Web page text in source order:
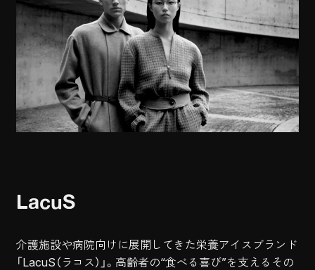
LacuS
介護施設や病院向けに展開してきた栄養アイスブランド
「LacuS（ラコス）」。高齢者の“食べる喜び”を支えるその